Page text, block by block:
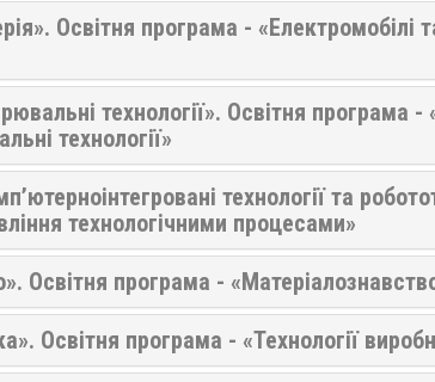
Освітня програма - «Електромобілі
технології». Освітня програма -
технології»
технології та
технологічними процесами»
Освітня програма -
Освітня програма - «Технології